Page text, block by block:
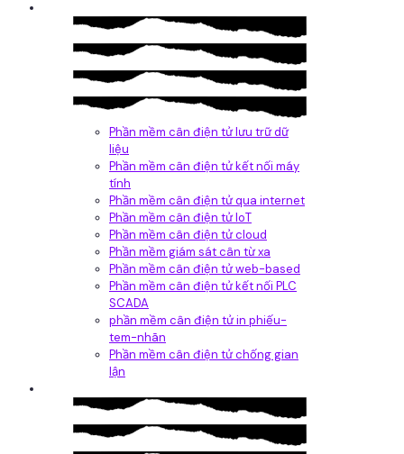
Phần mềm cân điện tử lưu trữ dữ
liệu
Phần mềm cân điện tử kết nối máy
tính
Phần mềm cân điện tử qua internet
Phần mềm cân điện tử IoT
Phần mềm cân điện tử cloud
Phần mềm giám sát cân từ xa
Phần mềm cân điện tử web-based
Phần mềm cân điện tử kết nối PLC
SCADA
phần mềm cân điện tử in phiếu-
tem-nhãn
Phần mềm cân điện tử chống gian
lận